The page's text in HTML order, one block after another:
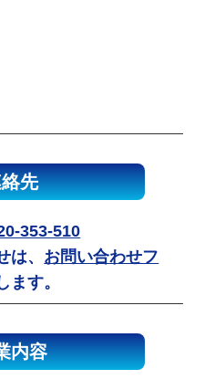
先
353-510
は、 お問い合わせフ
ます。
内容